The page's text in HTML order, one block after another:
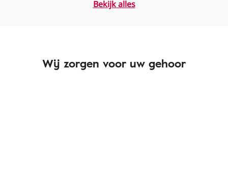
Bekijk alles
Wij zorgen voor uw gehoor